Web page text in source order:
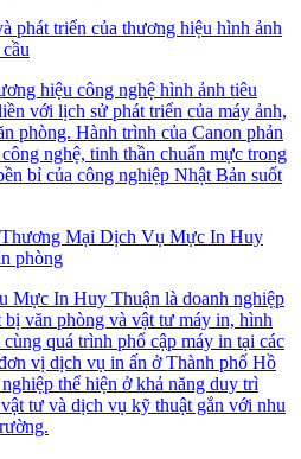
phát triển của thương hiệu hình ảnh
hiệu công nghệ hình ảnh tiêu
với lịch sử phát triển của máy ảnh,
phòng. Hành trình của Canon phản
nghệ, tinh thần chuẩn mực trong
bỉ của công nghiệp Nhật Bản suốt
Mại Dịch Vụ Mực In Huy
phòng
Mực In Huy Thuận là doanh nghiệp
văn phòng và vật tư máy in, hình
quá trình phổ cập máy in tại các
vị dịch vụ in ấn ở Thành phố Hồ
thể hiện ở khả năng duy trì
tư và dịch vụ kỹ thuật gắn với nhu